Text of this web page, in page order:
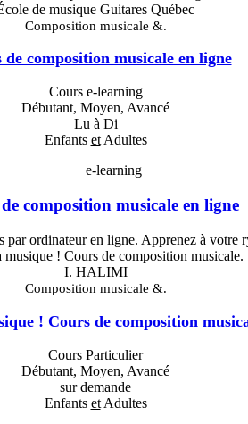
de musique Guitares Québec
Composition musicale &.
de composition musicale en ligne
Cours e-learning
Débutant, Moyen, Avancé
Lu à Di
Enfants etAdultes
e-learning
composition musicale en ligne
par ordinateur en ligne. Apprenez à votre
I. HALIMI
Composition musicale &.
! Cours de composition
Cours Particulier
Débutant, Moyen, Avancé
sur demande
Enfants etAdultes